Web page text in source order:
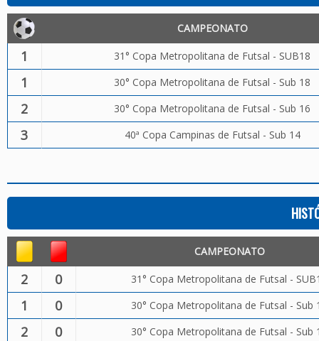
CAMPEONATO
1 31° Copa Metropolitana de Futsal - SUB18
1 30° Copa Metropolitana de Futsal - Sub 18
2 30° Copa Metropolitana de Futsal - Sub 16
3 40ª Copa Campinas de Futsal - Sub 14
CAMPEONATO
2 0 31° Copa Metropolitana de Futsal -
1 0 30° Copa Metropolitana de Futsal - Sub
2 0 30° Copa Metropolitana de Futsal - Sub